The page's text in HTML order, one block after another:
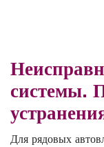
системы.
Для рядовых